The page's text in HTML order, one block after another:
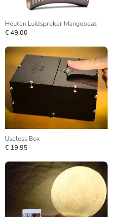
Houten Luidspreker Mangobeat
€ 49,00
Useless Box
€ 19,95